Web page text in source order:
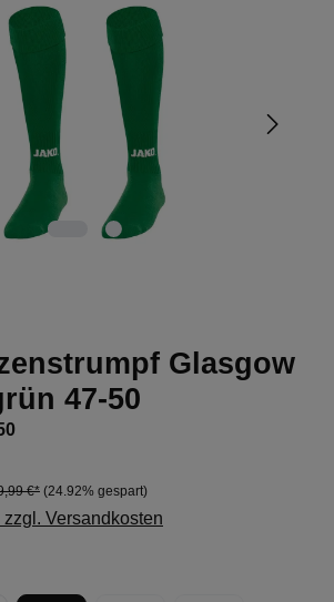
Glasgow
47-50
€* (24.92% gespart)
Versandkosten